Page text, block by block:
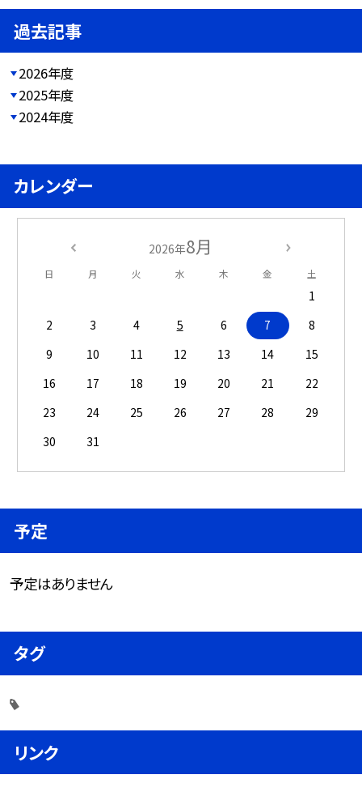
過去記事
2026年度
2025年度
2024年度
カレンダー
2026年8月
日 月 火 水 木 金 土
1
2
3 4 5 6 7
8
9
10 11 12 13 14
15
16
17 18 19 20 21
22
23
24 25 26 27 28
29
30
31
予定
予定はありません
タグ
リンク